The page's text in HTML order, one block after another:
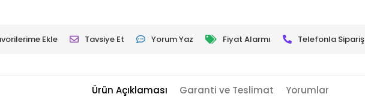
Ekle Tavsiye Et Yorum Yaz Fiyat Alarmı Telefonla Sipariş
Ürün Açıklaması Garanti ve Teslimat Yorumlar